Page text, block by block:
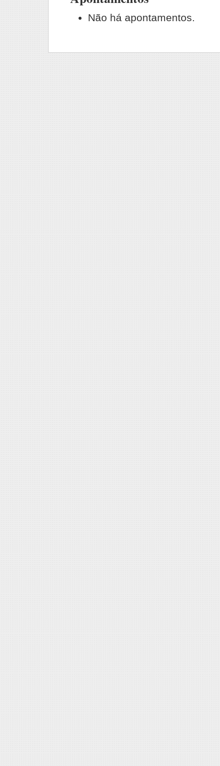
Não há apontamentos.